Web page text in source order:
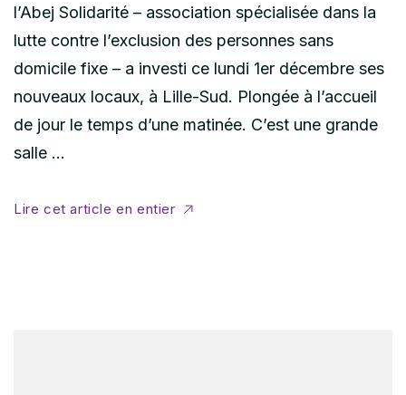
l’Abej Solidarité – association spécialisée dans la
lutte contre l’exclusion des personnes sans
domicile fixe – a investi ce lundi 1er décembre ses
nouveaux locaux, à Lille-Sud. Plongée à l’accueil
de jour le temps d’une matinée. C’est une grande
salle …
Lire cet article en entier